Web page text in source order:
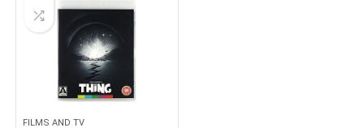
FILMS AND TV